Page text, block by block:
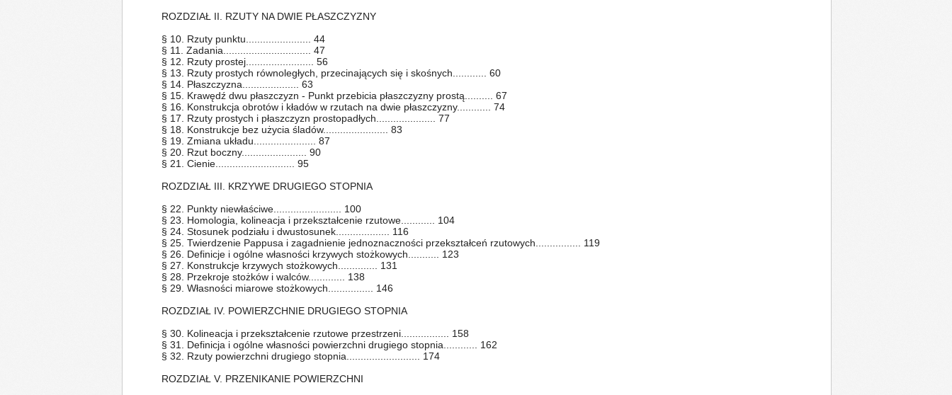
ROZDZIAŁ II. RZUTY NA DWIE PŁASZCZYZNY
§ 10. Rzuty punktu....................... 44
§ 11. Zadania............................... 47
§ 12. Rzuty prostej........................ 56
§ 13. Rzuty prostych równoległych, przecinających się i skośnych............ 60
§ 14. Płaszczyzna.................... 63
§ 15. Krawędź dwu płaszczyzn - Punkt przebicia płaszczyzny prostą.......... 67
§ 16. Konstrukcja obrotów i kładów w rzutach na dwie płaszczyzny............ 74
§ 17. Rzuty prostych i płaszczyzn prostopadłych..................... 77
§ 18. Konstrukcje bez użycia śladów....................... 83
§ 19. Zmiana układu...................... 87
§ 20. Rzut boczny....................... 90
§ 21. Cienie............................ 95
ROZDZIAŁ III. KRZYWE DRUGIEGO STOPNIA
§ 22. Punkty niewłaściwe........................ 100
§ 23. Homologia, kolineacja i przekształcenie rzutowe............ 104
§ 24. Stosunek podziału i dwustosunek................... 116
§ 25. Twierdzenie Pappusa i zagadnienie jednoznaczności przekształceń rzutowych................ 119
§ 26. Definicje i ogólne własności krzywych stożkowych........... 123
§ 27. Konstrukcje krzywych stożkowych.............. 131
§ 28. Przekroje stożków i walców............. 138
§ 29. Własności miarowe stożkowych................ 146
ROZDZIAŁ IV. POWIERZCHNIE DRUGIEGO STOPNIA
§ 30. Kolineacja i przekształcenie rzutowe przestrzeni................. 158
§ 31. Definicja i ogólne własności powierzchni drugiego stopnia............ 162
§ 32. Rzuty powierzchni drugiego stopnia.......................... 174
ROZDZIAŁ V. PRZENIKANIE POWIERZCHNI